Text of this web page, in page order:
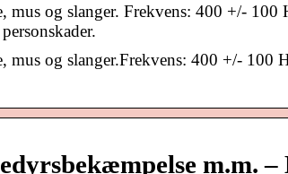
mus og slanger. Frekvens: 400 +/-
mus og slanger.Frekvens: 400 +/- 100
m.m.